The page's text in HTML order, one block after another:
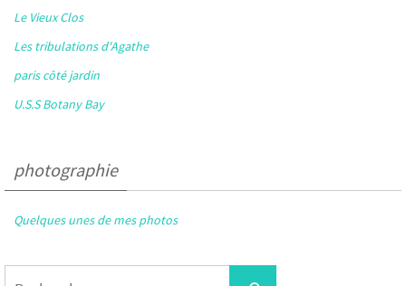
Le Vieux Clos
Les tribulations d'Agathe
paris côté jardin
U.S.S Botany Bay
photographie
Quelques unes de mes photos